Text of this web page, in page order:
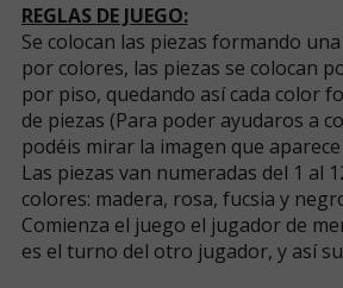
REGLAS DE JUEGO:
Se colocan las piezas formando
por colores, las piezas se colocan
por piso, quedando así cada color
de piezas (Para poder ayudaros a
podéis mirar la imagen que aparece
Las piezas van numeradas del 1 al
colores: madera, rosa, fucsia y
Comienza el juego el jugador de
es el turno del otro jugador, y así